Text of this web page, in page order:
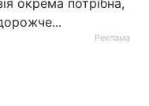
окрема потрібна,
Реклама